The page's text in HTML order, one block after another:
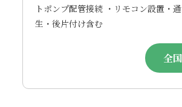
トポンプ配管接続 ・リモコン設置・
生・後片付け含む
全